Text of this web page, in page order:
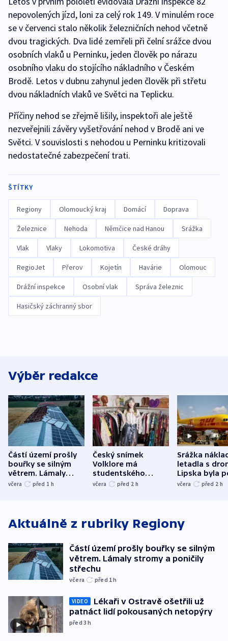
nepovolených jízd, loni za celý rok 149. V minulém roce
se v červenci stalo několik železničních nehod včetně
dvou tragických. Dva lidé zemřeli při čelní srážce dvou
osobních vlaků u Perninku, jeden člověk po nárazu
osobního vlaku do stojícího nákladního v Českém
Brodě. Letos v dubnu zahynul jeden člověk při střetu
dvou nákladních vlaků ve Světci na Teplicku.
Příčiny nehod se zřejmě lišily, inspektoři ale ještě
nezveřejnili závěry vyšetřování nehod v Brodě ani ve
Světci. V souvislosti s nehodou u Perninku kritizovali
nedostatečné zabezpečení trati.
ŠTÍTKY
Regiony Olomoucký kraj Domácí Doprava
Železnice Nehoda Němčice nad Hanou Srážka
Vlak Vlaky Lokomotiva České dráhy
RegioJet Přerov Kojetín Havárie Olomouc
Drážní inspekce Osobní vlak Správa železnic
Hasičský záchranný sbor
Výběr redakce
Částí území prošly
bouřky se silným
větrem. Lámaly
stromy a poničily
včera před 1 h
Český snímek
Volklore má
studentského
Oscara, zabojuje o
včera před 2 h
Srážka
letadla s
Lipska byla
německého
včera před 2 h
Aktuálně z rubriky Regiony
Částí území prošly bouřky se silným
větrem. Lámaly stromy a poničily
střechu
včera před 1h
VIDEO
Lékaři v Ostravě ošetřili už
patnáct lidí pokousaných netopýry
před 3h